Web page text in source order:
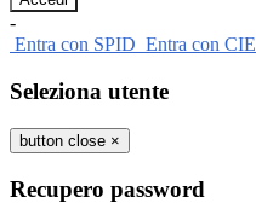
-
Entra con SPID Entra con CIE
Seleziona utente
button close ×
Recupero password